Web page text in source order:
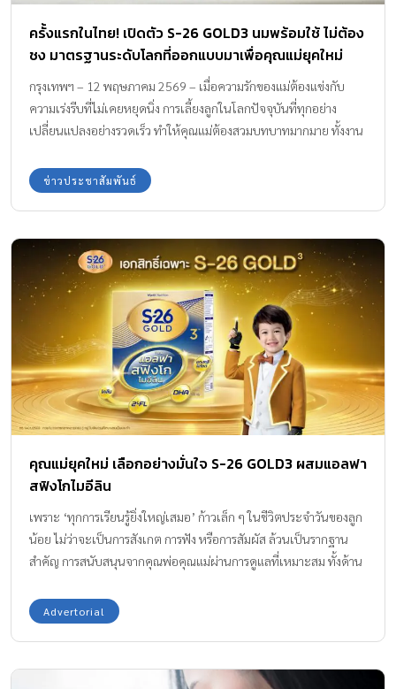
อาหารไปใช้ได้ง่ายขึ้นอีกด้วย ช่วยลดความเสี่ยงต่อการเกิดภูมิแพ้ 5
HMOs (Human Milk Oligosaccharides): ใยอาหาร 5 ชนิด เสริม
ภูมิคุ้มกันจากภายใน กลุ่มใยอาหารโอลิโกแซคคาไรด์ที่สำคัญถึง 5 […]
ครั้งแรกในไทย! เปิดตัว S-26 GOLD3 นมพร้อมใช้ ไม่ต้อง
ชง มาตรฐานระดับโลกที่ออกแบบมาเพื่อคุณแม่ยุคใหม่
สะดวก สะอาด มั่นใจคุณภาพในทุกหยด
กรุงเทพฯ – 12 พฤษภาคม 2569 – เมื่อความรักของแม่ต้องแข่งกับ
ความเร่งรีบที่ไม่เคยหยุดนิ่ง การเลี้ยงลูกในโลกปัจจุบันที่ทุกอย่าง
เปลี่ยนแปลงอย่างรวดเร็ว ทำให้คุณแม่ต้องสวมบทบาทมากมาย ทั้งงาน
คาดฝันในยามค่ำคืน บางวันแทบไม่มีเวลาหยุดพักจน “เวลา” จึงเป็น
สิ่งมีค่าที่สุด และหลายครั้งที่ความวุ่นวายกลายเป็นอุปสรรคที่ขโมยเวลา
ใหม่! S-26 GOLD3 นมพร้อมใช้ ไม่ต้องชง ทางเลือกที่เข้าใจคุณแม่ยุค
ใหม่ S-26 GOLD3 นมพร้อมใช้ ไม่ต้องชง นมรูปแบบใหม่ ครั้งแรกใน
ประเทศไทย ที่ออกแบบมาเพื่อตอบโจทย์จังหวะชีวิตของแม่ยุคใหม่
โดยเฉพาะ มอบความสะดวก รวดเร็ว พร้อมมาตรฐานความสะอาดที่
วางใจได้ โดยไม่ต้องต้มน้ำ ไม่ต้องตวงนม หรือล้างอุปกรณ์ให้ยุ่งยาก
เพียงแค่ “บิดและเท” ก็พร้อมดื่มได้ทันที สามารถใช้ควบคู่กับนมผงได้
อย่างลงตัว ช่วยลดขั้นตอนและคลายความกังวล เพื่อให้คุณแม่ได้มี
เวลาอันมีค่ากับลูกมากขึ้น มากกว่าความสะดวก คือความใส่ใจใน
โภชนาการมาตรฐานระดับโลก S-26 GOLD3 นมพร้อมใช้ ไม่ต้องชง นม
รูปแบบใหม่ที่ไม่ได้มอบคุณค่าเพียงแค่ความสะดวก แต่ยังคงความโดด
เด่นด้วยการผสานสารอาหารสำคัญที่แม่ไว้วางใจ เพื่อให้มั่นใจได้ว่าลูก
น้อยจะได้รับสารอาหารเหมือนกันทุกหยดอย่างสม่ำเสมอในทุกมื้อ อาทิ
ผสมแอลฟา สฟิงโกไมอีลิน เอกสิทธิ์เฉพาะ […]
ข่าวประชาสัมพันธ์
คุณแม่ยุคใหม่ เลือกอย่างมั่นใจ S-26 GOLD3 ผสมแอลฟา
สฟิงโกไมอีลิน
เพราะ ‘ทุกการเรียนรู้ยิ่งใหญ่เสมอ’ ก้าวเล็ก ๆ ในชีวิตประจำวันของลูก
น้อย ไม่ว่าจะเป็นการสังเกต การฟัง หรือการสัมผัส ล้วนเป็นรากฐาน
สำคัญ การสนับสนุนจากคุณพ่อคุณแม่ผ่านการดูแลที่เหมาะสม ทั้งด้าน
ให้เด็ก ๆ เติบโต เรียนรู้ในทุกช่วงวัย ผลิตภัณฑ์ นม S-26 GOLD3
เอกสิทธิ์เฉพาะ ผสมแอลฟา สฟิงโกไมอีลิน* ให้คุณพ่อคุณแม่มั่นใจว่า
ประโยชน์หลากหลาย เช่น ดีเอชเอ (DHA) เออาร์เอ (ARA) แกงกลิโอ
Advertorial